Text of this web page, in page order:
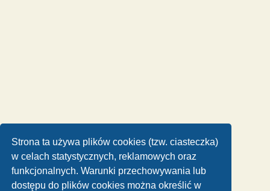
Strona ta używa plików cookies (tzw. ciasteczka)
w celach statystycznych, reklamowych oraz
funkcjonalnych. Warunki przechowywania lub
dostępu do plików cookies można określić w